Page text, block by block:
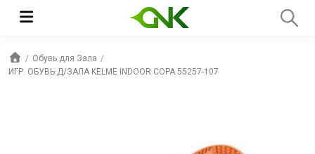
Обувь для Зала
ИГР. ОБУВЬ Д/ЗАЛА KELME INDOOR COPA 55257-107